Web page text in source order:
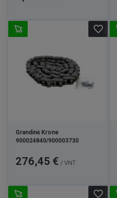
Grandinė Krone
900024840/900003730
Kaina
276,45 € / VNT
favorite_border
favorite_border